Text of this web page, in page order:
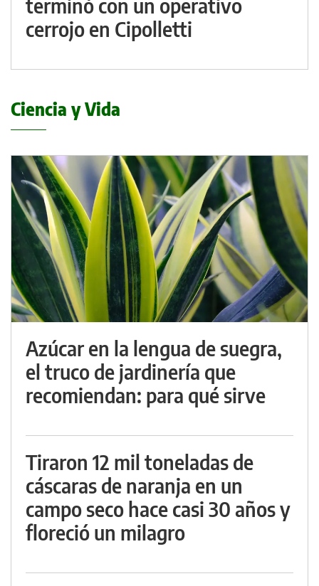
terminó con un operativo
cerrojo en Cipolletti
Ciencia y Vida
Azúcar en la lengua de suegra,
el truco de jardinería que
recomiendan: para qué sirve
Tiraron 12 mil toneladas de
cáscaras de naranja en un
campo seco hace casi 30 años y
floreció un milagro